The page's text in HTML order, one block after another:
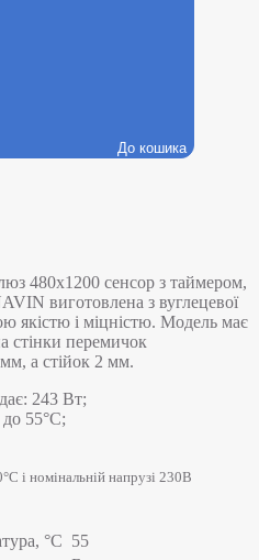
До кошика
480х1200 сенсор з таймером,
виготовлена з вуглецевої
якістю і міцністю. Модель має
стінки перемичок
а стійок 2 мм.
243 Вт;
55°C;
і номінальній напрузі 230В
°C 55